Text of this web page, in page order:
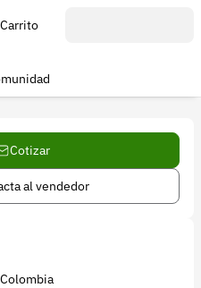
Carrito
Cotizar
al vendedor